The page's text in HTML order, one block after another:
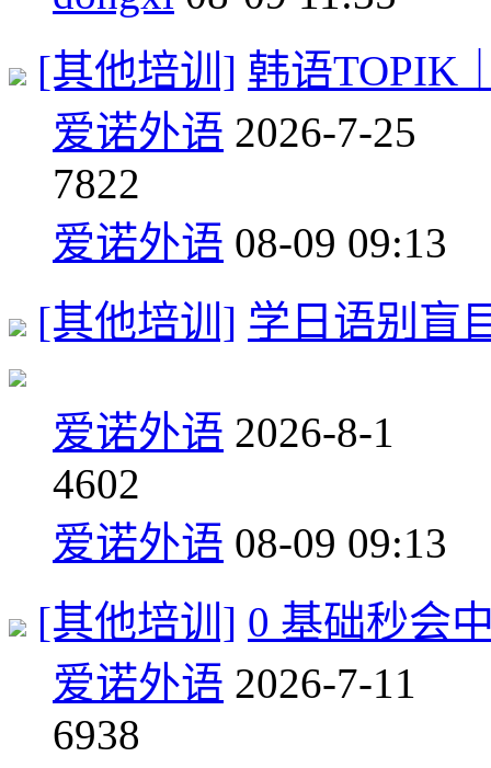
[其他培训] 韩语TOPIK
爱诺外语 2026-7-25
7822
爱诺外语 08-09 09:13
[其他培训] 学日语别盲
爱诺外语 2026-8-1
4602
爱诺外语 08-09 09:13
[其他培训] 0 基础秒会
爱诺外语 2026-7-11
6938